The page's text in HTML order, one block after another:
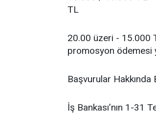
TL
20.00 üzeri - 15.000
promosyon ödemesi
Başvurular Hakkında
İş Bankası’nın 1-31